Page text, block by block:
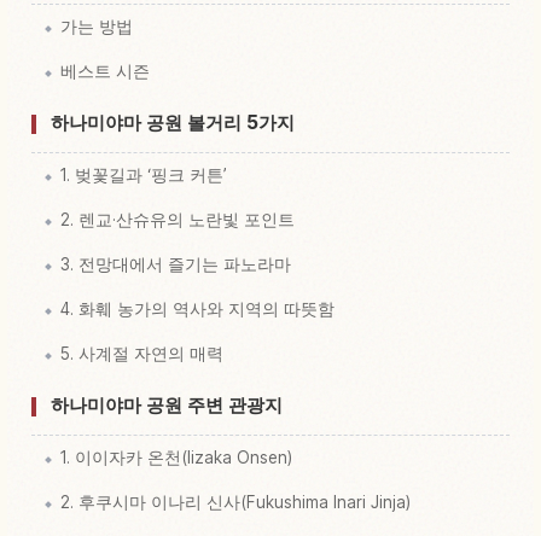
가는 방법
베스트 시즌
하나미야마 공원 볼거리 5가지
1. 벚꽃길과 ‘핑크 커튼’
2. 렌교·산슈유의 노란빛 포인트
3. 전망대에서 즐기는 파노라마
4. 화훼 농가의 역사와 지역의 따뜻함
5. 사계절 자연의 매력
하나미야마 공원 주변 관광지
1. 이이자카 온천(Iizaka Onsen)
2. 후쿠시마 이나리 신사(Fukushima Inari Jinja)